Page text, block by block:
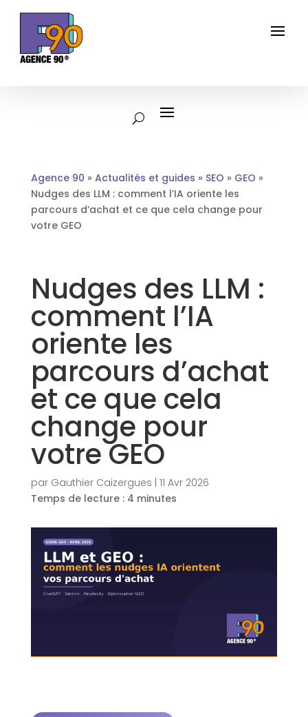
Agence 90 » Actualités et guides » SEO » GEO »
Nudges des LLM : comment l’IA oriente les
parcours d’achat et ce que cela change pour
votre GEO
Nudges des LLM :
comment l’IA
oriente les
parcours d’achat
et ce que cela
change pour
votre GEO
par Gauthier Caizergues 11 Avr 2026
Temps de lecture : 4 minutes